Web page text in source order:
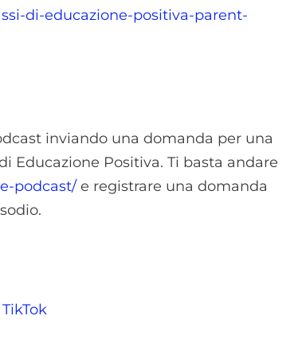
di-educazione-positiva-parent-
inviando una domanda per una
Educazione Positiva. Ti basta andare
podcast/ e registrare una domanda
TikTok